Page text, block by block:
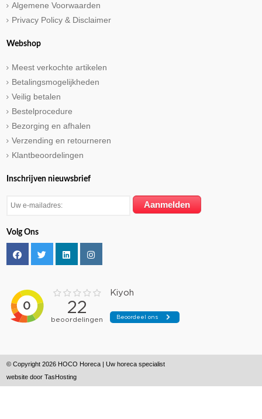
Algemene Voorwaarden
Privacy Policy & Disclaimer
Webshop
Meest verkochte artikelen
Betalingsmogelijkheden
Veilig betalen
Bestelprocedure
Bezorging en afhalen
Verzending en retourneren
Klantbeoordelingen
Inschrijven nieuwsbrief
Volg Ons
© Copyright 2026 HOCO Horeca | Uw horeca specialist
website doorTasHosting